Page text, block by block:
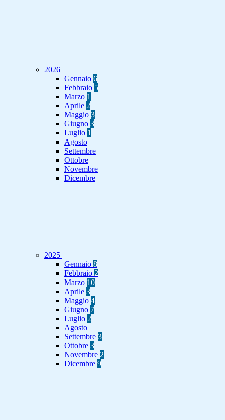
2026
Gennaio 6
Febbraio 5
Marzo 1
Aprile 2
Maggio 3
Giugno 3
Luglio 1
Agosto
Settembre
Ottobre
Novembre
Dicembre
2025
Gennaio 8
Febbraio 2
Marzo 10
Aprile 3
Maggio 4
Giugno 7
Luglio 2
Agosto
Settembre 3
Ottobre 3
Novembre 2
Dicembre 9